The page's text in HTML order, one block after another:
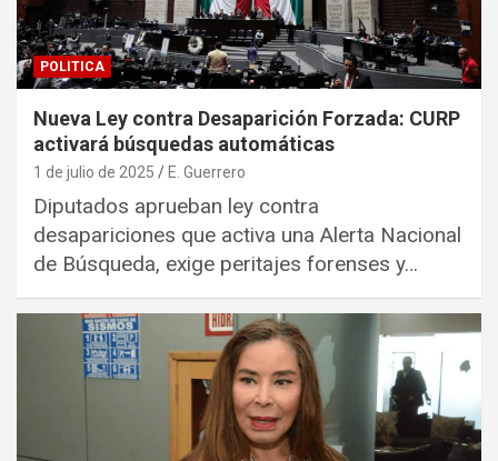
POLITICA
Nueva Ley contra Desaparición Forzada: CURP
activará búsquedas automáticas
1 de julio de 2025 E. Guerrero
Diputados aprueban ley contra
desapariciones que activa una Alerta Nacional
de Búsqueda, exige peritajes forenses y…